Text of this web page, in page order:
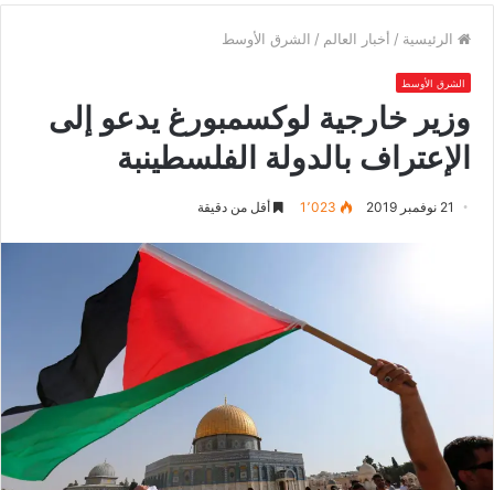
الرئيسية / أخبار العالم / الشرق الأوسط
الشرق الأوسط
وزير خارجية لوكسمبورغ يدعو إلى
الإعتراف بالدولة الفلسطينبة
21 نوفمبر 2019 1٬023 أقل من دقيقة